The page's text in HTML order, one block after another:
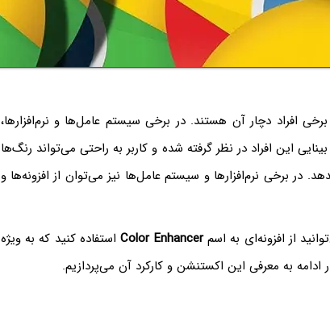
افراد دچار آن هستند. در برخی سیستم عامل‌ها و نرم‌افزارها،
این افراد در نظر گرفته شده و کاربر به راحتی می‌تواند رنگ‌ها
در برخی نرم‌افزارها و سیستم عامل‌ها نیز می‌توان از افزونه‌ها و
از افزونه‌ای به اسمColor Enhancerاستفاده کنید که به ویژه
ادامه به معرفی این اکستنشن و کارکرد آن می‌پردازیم.